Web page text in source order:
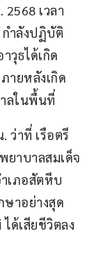
เวลา
ำลังปฏิบัติ
วุธได้เกิด
ายหลังเกิด
ลในพื้นที่
ว่าที่ เรือตรี
ยาบาลสมเด็จ
เภอสัตหีบ
าอย่างสุด
ด้เสียชีวิตลง